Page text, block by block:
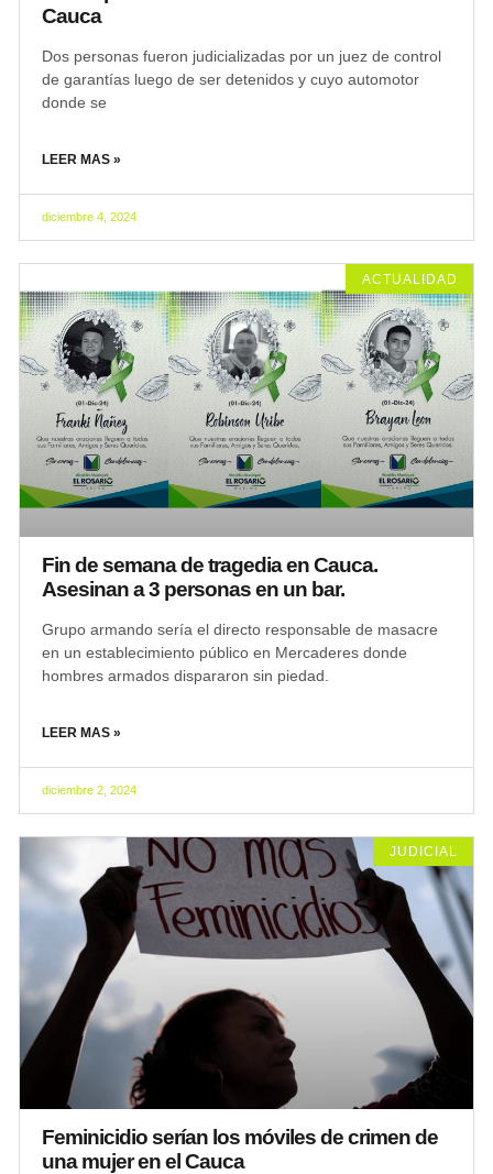
Cauca
Dos personas fueron judicializadas por un juez de control
de garantías luego de ser detenidos y cuyo automotor
donde se
LEER MAS »
diciembre 4, 2024
ACTUALIDAD
Fin de semana de tragedia en Cauca.
Asesinan a 3 personas en un bar.
Grupo armando sería el directo responsable de masacre
en un establecimiento público en Mercaderes donde
hombres armados dispararon sin piedad.
LEER MAS »
diciembre 2, 2024
JUDICIAL
Feminicidio serían los móviles de crimen de
una mujer en el Cauca